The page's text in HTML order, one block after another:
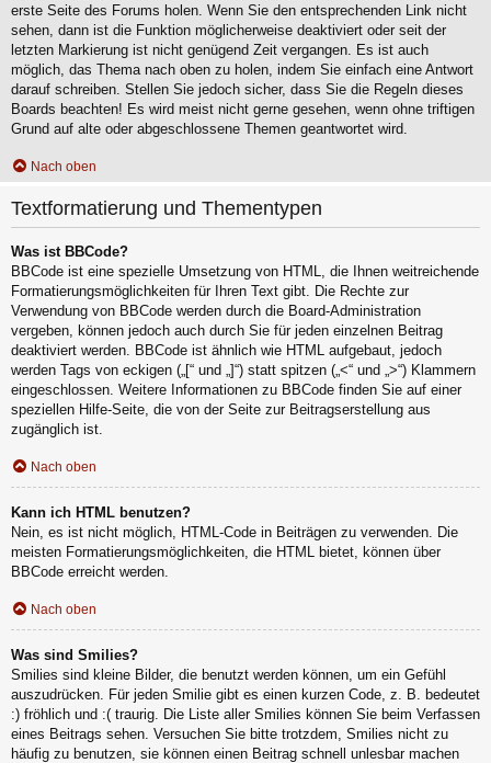
erste Seite des Forums holen. Wenn Sie den entsprechenden Link nicht
sehen, dann ist die Funktion möglicherweise deaktiviert oder seit der
letzten Markierung ist nicht genügend Zeit vergangen. Es ist auch
möglich, das Thema nach oben zu holen, indem Sie einfach eine Antwort
darauf schreiben. Stellen Sie jedoch sicher, dass Sie die Regeln dieses
Boards beachten! Es wird meist nicht gerne gesehen, wenn ohne triftigen
Grund auf alte oder abgeschlossene Themen geantwortet wird.
Nach oben
Textformatierung und Thementypen
Was ist BBCode?
BBCode ist eine spezielle Umsetzung von HTML, die Ihnen weitreichende
Formatierungsmöglichkeiten für Ihren Text gibt. Die Rechte zur
Verwendung von BBCode werden durch die Board-Administration
vergeben, können jedoch auch durch Sie für jeden einzelnen Beitrag
deaktiviert werden. BBCode ist ähnlich wie HTML aufgebaut, jedoch
werden Tags von eckigen („[“ und „]“) statt spitzen („<“ und „>“) Klammern
eingeschlossen. Weitere Informationen zu BBCode finden Sie auf einer
speziellen Hilfe-Seite, die von der Seite zur Beitragserstellung aus
zugänglich ist.
Nach oben
Kann ich HTML benutzen?
Nein, es ist nicht möglich, HTML-Code in Beiträgen zu verwenden. Die
meisten Formatierungsmöglichkeiten, die HTML bietet, können über
BBCode erreicht werden.
Nach oben
Was sind Smilies?
Smilies sind kleine Bilder, die benutzt werden können, um ein Gefühl
auszudrücken. Für jeden Smilie gibt es einen kurzen Code, z. B. bedeutet
:) fröhlich und :( traurig. Die Liste aller Smilies können Sie beim Verfassen
eines Beitrags sehen. Versuchen Sie bitte trotzdem, Smilies nicht zu
häufig zu benutzen, sie können einen Beitrag schnell unlesbar machen